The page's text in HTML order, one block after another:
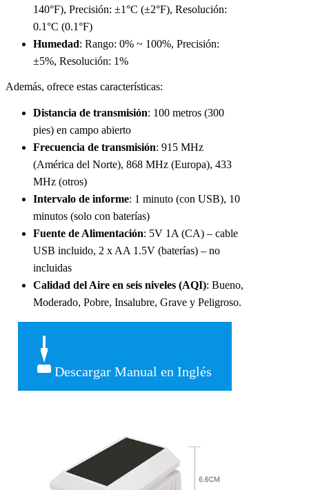
140°F), Precisión: ±1°C (±2°F), Resolución:
0.1°C (0.1°F)
Humedad: Rango: 0% ~ 100%, Precisión:
±5%, Resolución: 1%
Además, ofrece estas características:
Distancia de transmisión: 100 metros (300
pies) en campo abierto
Frecuencia de transmisión: 915 MHz
(América del Norte), 868 MHz (Europa), 433
MHz (otros)
Intervalo de informe: 1 minuto (con USB), 10
minutos (solo con baterías)
Fuente de Alimentación: 5V 1A (CA) – cable
USB incluido, 2 x AA 1.5V (baterías) – no
incluidas
Calidad del Aire en seis niveles (AQI): Bueno,
Moderado, Pobre, Insalubre, Grave y Peligroso.
Descargar Manual en Inglés